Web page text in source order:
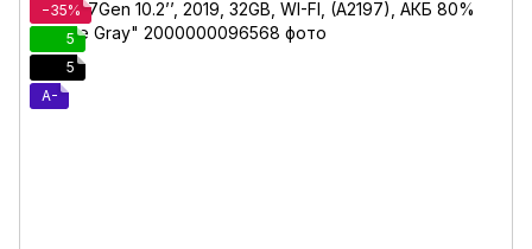
−35%
5
5
A-